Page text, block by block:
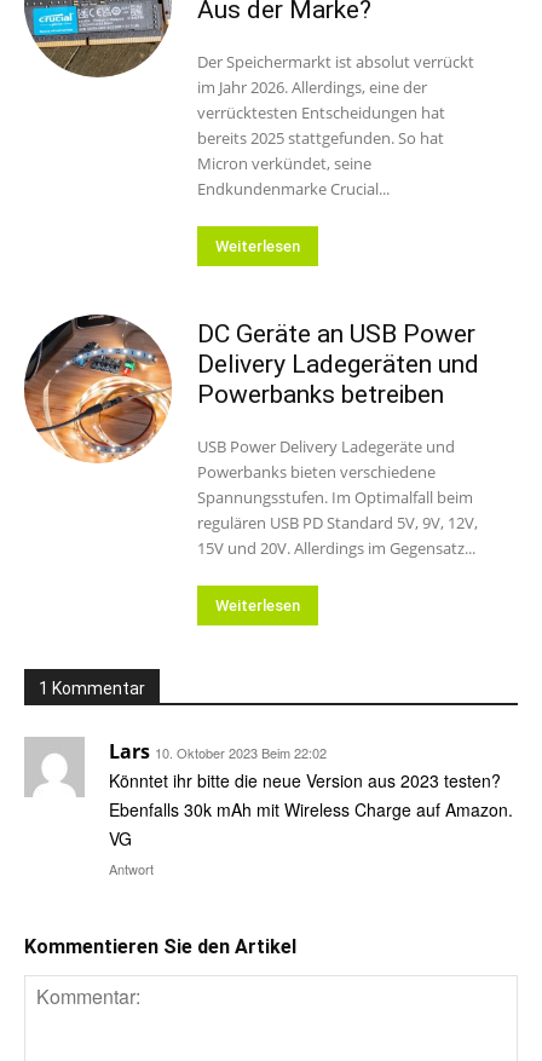
Aus der Marke?
Der Speichermarkt ist absolut verrückt
im Jahr 2026. Allerdings, eine der
verrücktesten Entscheidungen hat
bereits 2025 stattgefunden. So hat
Micron verkündet, seine
Endkundenmarke Crucial...
Weiterlesen
DC Geräte an USB Power
Delivery Ladegeräten und
Powerbanks betreiben
USB Power Delivery Ladegeräte und
Powerbanks bieten verschiedene
Spannungsstufen. Im Optimalfall beim
regulären USB PD Standard 5V, 9V, 12V,
15V und 20V. Allerdings im Gegensatz...
Weiterlesen
1 Kommentar
Lars 10. Oktober 2023 Beim 22:02
Könntet ihr bitte die neue Version aus 2023 testen?
Ebenfalls 30k mAh mit Wireless Charge auf Amazon.
VG
Antwort
Kommentieren Sie den Artikel